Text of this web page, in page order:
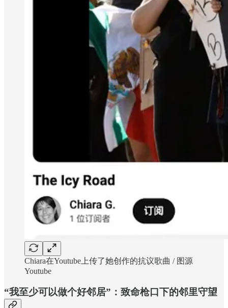
Chiara在Youtube上传了她创作的抗议歌曲 / 图源
Youtube
“我至少可以做个好邻居”：致命枪口下的邻里守望